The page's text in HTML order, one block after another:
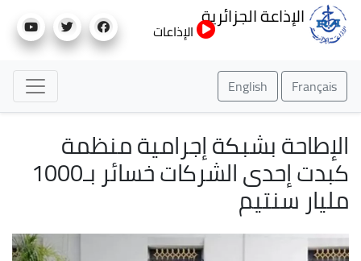
إلى
الإذاعة الجزائرية
الإذاعات
Français
English
الإطاحة بشبكة إجرامية منظمة
كبدت إحدى الشركات خسائر بـ1000
مليار سنتيم